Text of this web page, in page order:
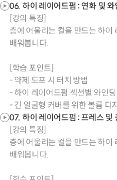
06. 하이 레이어드펌 : 연화 및 와
[강의 특징]
층에 어울리는 컬을 만드는 하이
배워봅니다.
[학습 포인트]
- 약제 도포 시 터치 방법
- 하이 레이어드펌 섹션별 와인딩
- 긴 얼굴형 커버를 위한 볼륨 디
07. 하이 레이어드펌 : 프레스 및
[강의 특징]
층에 어울리는 컬을 만드는 하이
배워봅니다.